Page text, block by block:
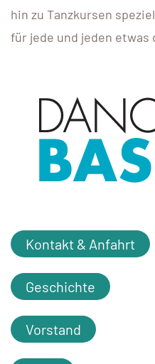
hin zu Tanzkursen
für jede und jeden etwas
Kontakt & Anfahrt
Geschichte
Vorstand